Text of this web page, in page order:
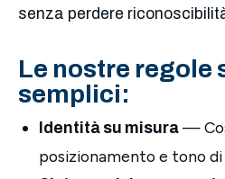
senza perdere
Le nostre regole
semplici:
Identità su misura —
posizionamento e tono di